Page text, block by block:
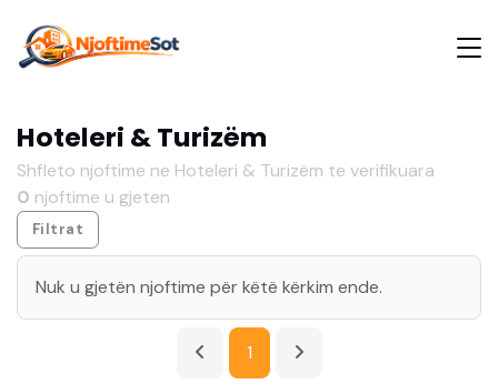
Hoteleri & Turizëm
Shfleto njoftime ne Hoteleri & Turizëm te verifikuara
0 njoftime u gjeten
Filtrat
Nuk u gjetën njoftime për këtë kërkim ende.
1